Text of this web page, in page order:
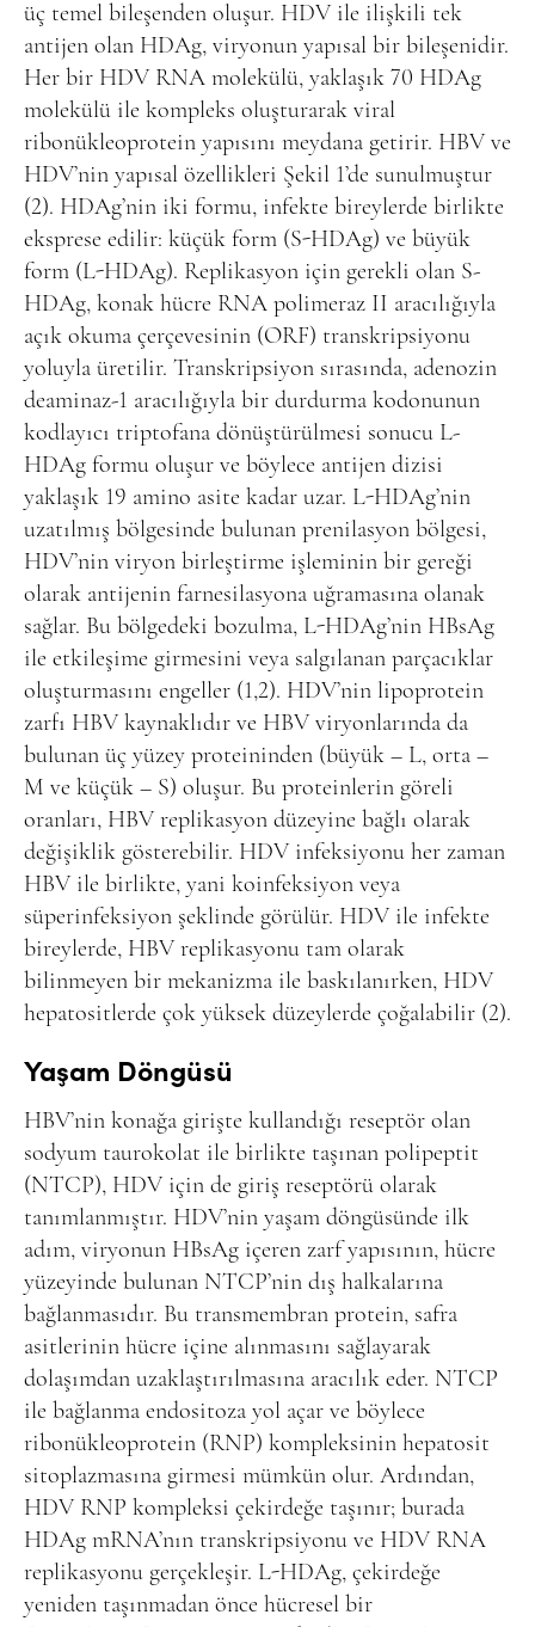
üç temel bileşenden oluşur. HDV ile ilişkili tek
antijen olan HDAg, viryonun yapısal bir bileşenidir.
Her bir HDV RNA molekülü, yaklaşık 70 HDAg
molekülü ile kompleks oluşturarak viral
ribonükleoprotein yapısını meydana getirir. HBV ve
HDV’nin yapısal özellikleri Şekil 1’de sunulmuştur
(2). HDAg’nin iki formu, infekte bireylerde birlikte
eksprese edilir: küçük form (S-HDAg) ve büyük
form (L-HDAg). Replikasyon için gerekli olan S-
HDAg, konak hücre RNA polimeraz II aracılığıyla
açık okuma çerçevesinin (ORF) transkripsiyonu
yoluyla üretilir. Transkripsiyon sırasında, adenozin
deaminaz-1 aracılığıyla bir durdurma kodonunun
kodlayıcı triptofana dönüştürülmesi sonucu L-
HDAg formu oluşur ve böylece antijen dizisi
yaklaşık 19 amino asite kadar uzar. L-HDAg’nin
uzatılmış bölgesinde bulunan prenilasyon bölgesi,
HDV’nin viryon birleştirme işleminin bir gereği
olarak antijenin farnesilasyona uğramasına olanak
sağlar. Bu bölgedeki bozulma, L-HDAg’nin HBsAg
ile etkileşime girmesini veya salgılanan parçacıklar
oluşturmasını engeller (1,2). HDV’nin lipoprotein
zarfı HBV kaynaklıdır ve HBV viryonlarında da
bulunan üç yüzey proteininden (büyük – L, orta –
M ve küçük – S) oluşur. Bu proteinlerin göreli
oranları, HBV replikasyon düzeyine bağlı olarak
değişiklik gösterebilir. HDV infeksiyonu her zaman
HBV ile birlikte, yani koinfeksiyon veya
süperinfeksiyon şeklinde görülür. HDV ile infekte
bireylerde, HBV replikasyonu tam olarak
bilinmeyen bir mekanizma ile baskılanırken, HDV
hepatositlerde çok yüksek düzeylerde çoğalabilir (2).
Yaşam Döngüsü
HBV’nin konağa girişte kullandığı reseptör olan
sodyum taurokolat ile birlikte taşınan polipeptit
(NTCP), HDV için de giriş reseptörü olarak
tanımlanmıştır. HDV’nin yaşam döngüsünde ilk
adım, viryonun HBsAg içeren zarf yapısının, hücre
yüzeyinde bulunan NTCP’nin dış halkalarına
bağlanmasıdır. Bu transmembran protein, safra
asitlerinin hücre içine alınmasını sağlayarak
dolaşımdan uzaklaştırılmasına aracılık eder. NTCP
ile bağlanma endositoza yol açar ve böylece
ribonükleoprotein (RNP) kompleksinin hepatosit
sitoplazmasına girmesi mümkün olur. Ardından,
HDV RNP kompleksi çekirdeğe taşınır; burada
HDAg mRNA’nın transkripsiyonu ve HDV RNA
replikasyonu gerçekleşir. L-HDAg, çekirdeğe
yeniden taşınmadan önce hücresel bir